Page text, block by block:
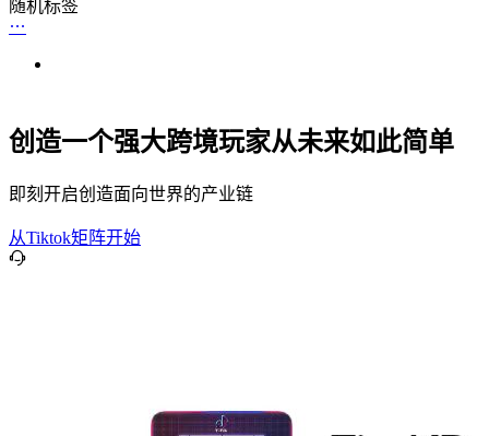
随机标签
创造一个强大跨境玩家从未来如此简单
即刻开启创造面向世界的产业链
从Tiktok矩阵开始